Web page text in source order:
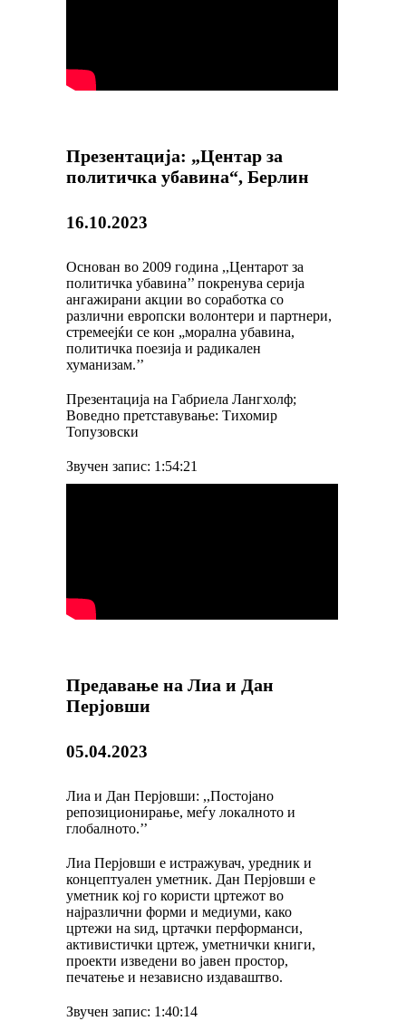
Презентација: „Центар за
политичка убавина“, Берлин
16.10.2023
Основан во 2009 година ,,Центарот за
политичка убавина’’ покренува серија
ангажирани акции во соработка со
различни европски волонтери и партнери,
стремеејќи се кон „морална убавина,
политичка поезија и радикален
хуманизам.’’
Презентација на Габриела Лангхолф;
Воведно претставување: Тихомир
Топузовски
Звучен запис: 1:54:21
Предавање на Лиа и Дан
Перјовши
05.04.2023
Лиа и Дан Перjовши: ,,Постојано
репозиционирање, меѓу локалното и
глобалното.’’
Лиа Перјовши е истражувач, уредник и
концептуален уметник. Дан Перјовши е
уметник кој го користи цртежот во
најразлични форми и медиуми, како
цртежи на ѕид, цртачки перформанси,
активистички цртеж, уметнички книги,
проекти изведени во јавен простор,
печатење и независно издаваштво.
Звучен запис: 1:40:14